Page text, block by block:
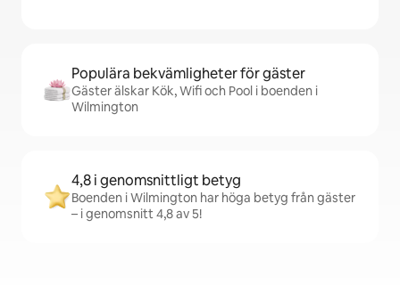
Populära bekvämligheter för gäster
Gäster älskar Kök, Wifi och Pool i boenden i
Wilmington
4,8 i genomsnittligt betyg
Boenden i Wilmington har höga betyg från gäster
– i genomsnitt 4,8 av 5!